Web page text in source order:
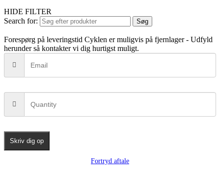
HIDE FILTER
Search for:
Søg
Forespørg på leveringstid Cyklen er muligvis på fjernlager - Udfyld
herunder så kontakter vi dig hurtigst muligt.
Skriv dig op
Fortryd aftale